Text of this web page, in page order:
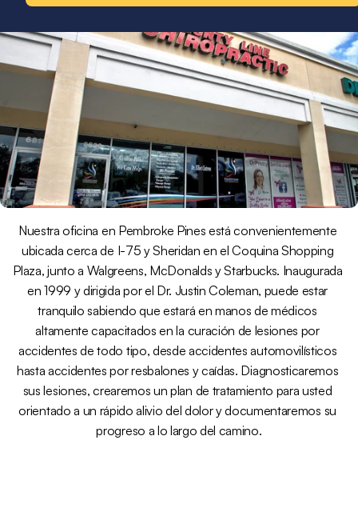
Nuestra oficina en Pembroke Pines está convenientemente
ubicada cerca de I-75 y Sheridan en el Coquina Shopping
Plaza, junto a Walgreens, McDonalds y Starbucks. Inaugurada
en 1999 y dirigida por el Dr. Justin Coleman, puede estar
tranquilo sabiendo que estará en manos de médicos
altamente capacitados en la curación de lesiones por
accidentes de todo tipo, desde accidentes automovilísticos
hasta accidentes por resbalones y caídas. Diagnosticaremos
sus lesiones, crearemos un plan de tratamiento para usted
orientado a un rápido alivio del dolor y documentaremos su
progreso a lo largo del camino.